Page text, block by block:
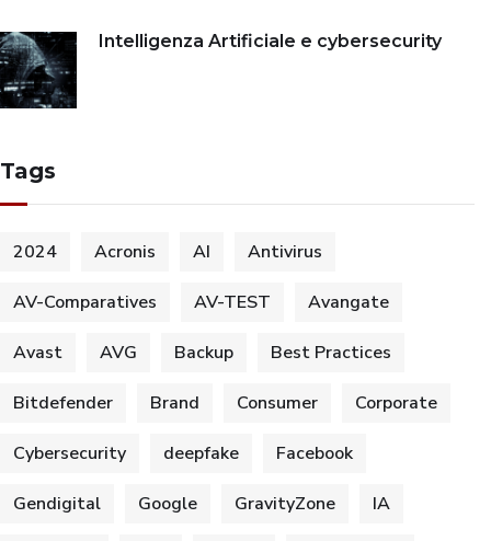
Intelligenza Artificiale e cybersecurity
Tags
2024 Acronis AI Antivirus
AV-Comparatives AV-TEST Avangate
Avast AVG Backup Best Practices
Bitdefender Brand Consumer Corporate
Cybersecurity deepfake Facebook
Gendigital Google GravityZone IA